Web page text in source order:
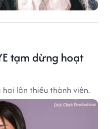
tạm dừng hoạt
hai lần thiếu thành viên.